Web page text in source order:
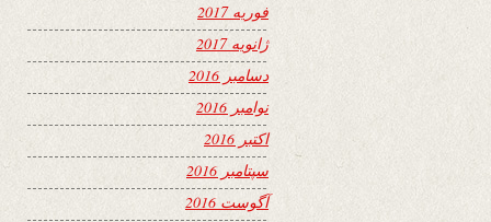
فوریه 2017
ژانویه 2017
دسامبر 2016
نوامبر 2016
اکتبر 2016
سپتامبر 2016
آگوست 2016